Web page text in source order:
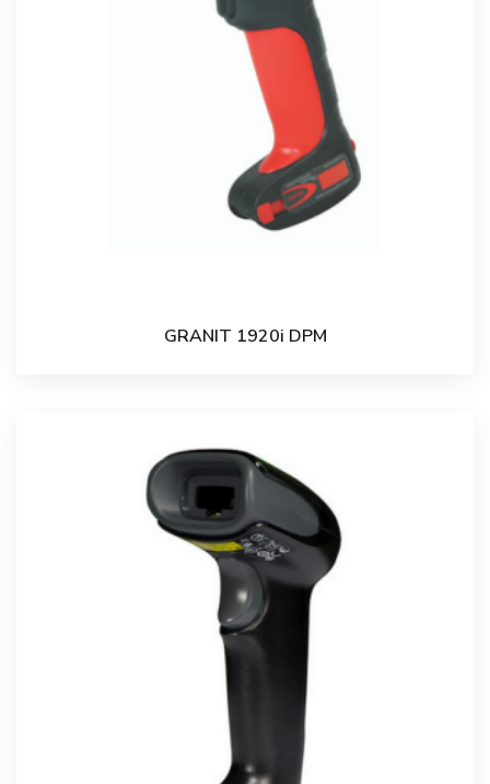
GRANIT 1920i DPM